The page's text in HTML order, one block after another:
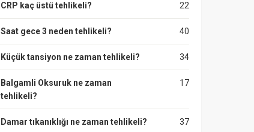
22
CRP kaç üstü tehlikeli?
40
Saat gece 3 neden tehlikeli?
34
Küçük tansiyon ne zaman tehlikeli?
17
Balgamli Oksuruk ne zaman
tehlikeli?
37
Damar tıkanıklığı ne zaman tehlikeli?